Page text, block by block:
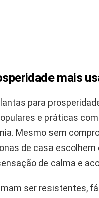
mais
para
e práticas
Mesmo sem
de casa
de calma e
ser resistentes,